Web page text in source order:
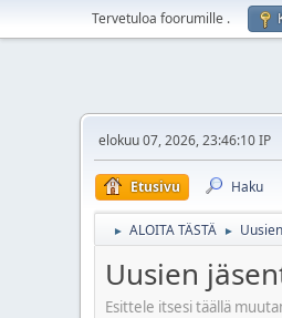
Tervetuloa foorumille .
elokuu 07, 2026, 23:46:10 IP
Etusivu Haku
► ALOITA TÄSTÄ ►
Uusien
Esittele itsesi täällä